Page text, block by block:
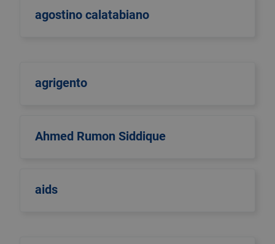
agostino calatabiano
agrigento
Ahmed Rumon Siddique
aids